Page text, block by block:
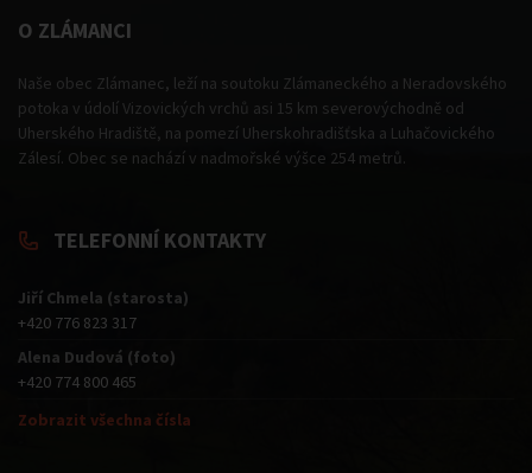
O ZLÁMANCI
Naše obec Zlámanec, leží na soutoku Zlámaneckého a Neradovského
potoka v údolí Vizovických vrchů asi 15 km severovýchodně od
Uherského Hradiště, na pomezí Uherskohradišťska a Luhačovického
Zálesí. Obec se nachází v nadmořské výšce 254 metrů.
TELEFONNÍ KONTAKTY
Jiří Chmela (starosta)
+420 776 823 317
Alena Dudová (foto)
+420 774 800 465
Zobrazit všechna čísla